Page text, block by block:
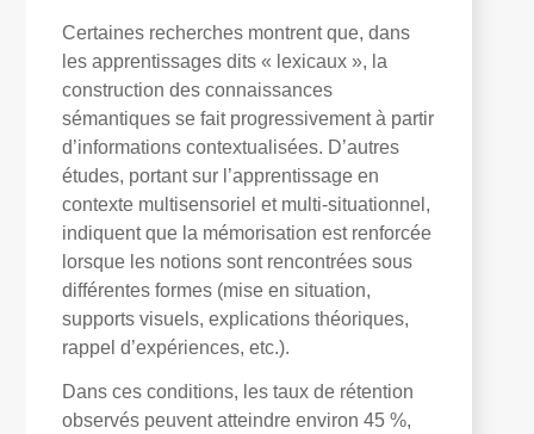
Certaines recherches montrent que, dans
les apprentissages dits « lexicaux », la
construction des connaissances
sémantiques se fait progressivement à partir
d’informations contextualisées. D’autres
études, portant sur l’apprentissage en
contexte multisensoriel et multi-situationnel,
indiquent que la mémorisation est renforcée
lorsque les notions sont rencontrées sous
différentes formes (mise en situation,
supports visuels, explications théoriques,
rappel d’expériences, etc.).
Dans ces conditions, les taux de rétention
observés peuvent atteindre environ 45 %,